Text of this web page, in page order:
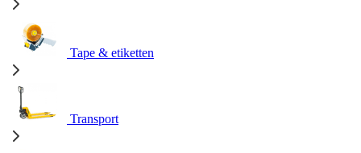
Tape & etiketten
Transport